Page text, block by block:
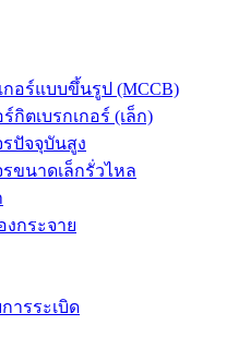
กอร์แบบขึ้นรูป (MCCB)
กิตเบรกเกอร์ (เล็ก)
รปัจจุบันสูง
รขนาดเล็กรั่วไหล
กระจาย
ารระเบิด